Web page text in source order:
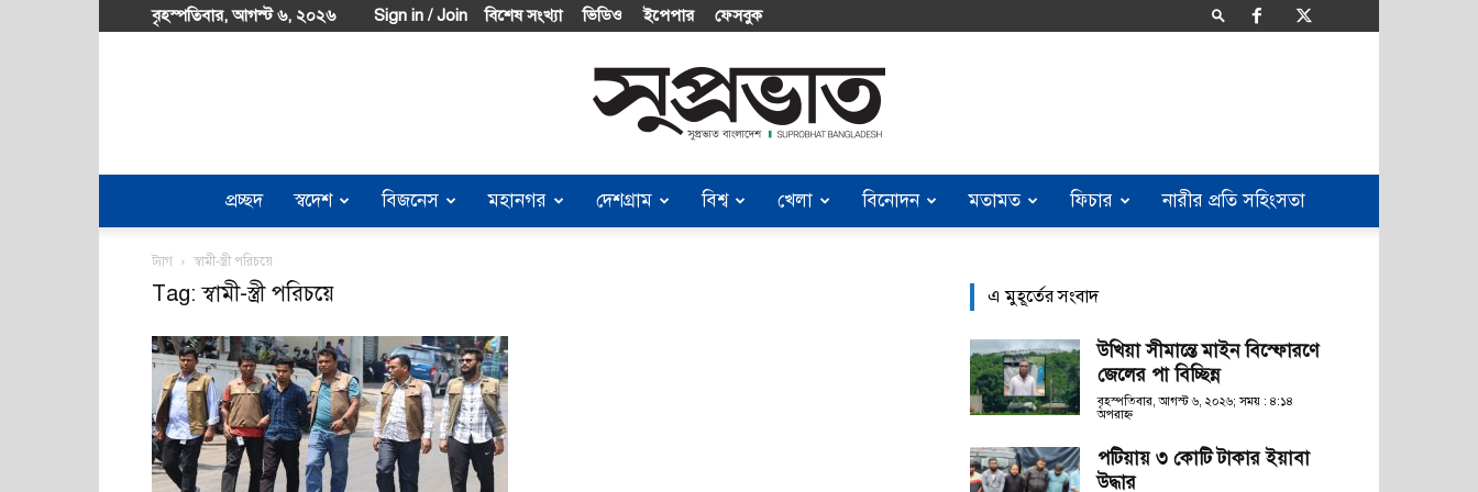
বৃহস্পতিবার, আগস্ট ৬, ২০২৬ Sign in / Join বিশেষ সংখ্যা ভিডিও ইপেপার ফেসবুক
Suprobhat
প্রচ্ছদ স্বদেশ বিজনেস মহানগর দেশগ্রাম বিশ্ব খেলা বিনোদন মতামত ফিচার নারীর প্রতি সহিংসতা
ট্যাগ স্বামী-স্ত্রী পরিচয়ে
Tag: স্বামী-স্ত্রী পরিচয়ে এ মুহূর্তের সংবাদ
উখিয়া সীমান্তে মাইন বিস্ফোরণে
জেলের পা বিচ্ছিন্ন
বৃহস্পতিবার, আগস্ট ৬, ২০২৬; সময় : ৪:১৪
অপরাহ্ণ
পটিয়ায় ৩ কোটি টাকার ইয়াবা
উদ্ধার